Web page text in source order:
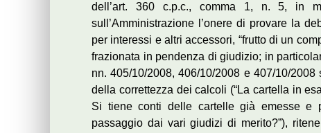
dell’art. 360 c.p.c., comma 1, n. 5, in
sull’Amministrazione l’onere di provare la
per interessi e altri accessori, “frutto di un
frazionata in pendenza di giudizio; in
nn. 405/10/2008, 406/10/2008 e 407/10/
della correttezza dei calcoli (“La cartella in
Si tiene conti delle cartelle già emesse e
passaggio dai vari giudizi di merito?”),